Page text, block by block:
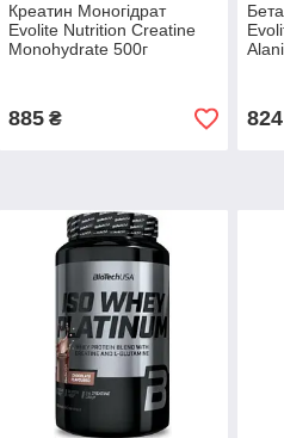
Креатин Моногідрат
Evolite Nutrition Creatine
Monohydrate 500г
885₴